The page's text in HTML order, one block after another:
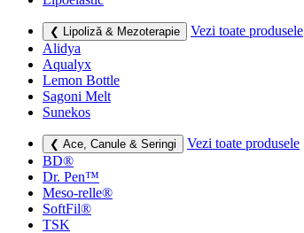
❮ Lipoliză & Mezoterapie
Vezi toate produsele
Alidya
Aqualyx
Lemon Bottle
Sagoni Melt
Sunekos
❮ Ace, Canule & Seringi
Vezi toate produsele
BD®
Dr. Pen™
Meso-relle®
SoftFil®
TSK